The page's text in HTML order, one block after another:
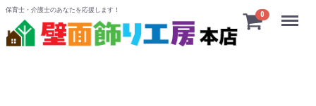
保育士・介護士のあなたを応援します！
0 Menu